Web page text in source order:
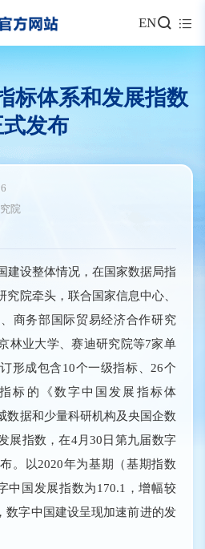
EN
标体系和发展指数
发布
院
建设整体情况，在国家数据局指
院牵头，联合国家信息中心、
商务部国际贸易经济合作研究
林业大学、赛迪研究院等7家单
形成包含10个一级指标、26个
标的《数字中国发展指标体
数据和少量科研机构及央国企数
展指数，在4月30日第九届数字
。以2020年为基期（基期指数
中国发展指数为170.1，增幅较
数字中国建设呈现加速前进的发